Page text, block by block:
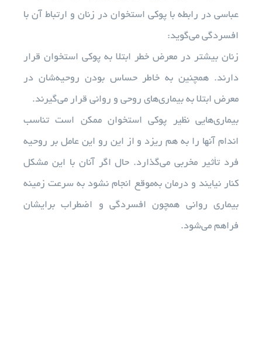
عباسی در رابطه با پوکی استخوان در زنان و ارتباط آن با
افسردگی می‌گوید:
زنان بیشتر در معرض خطر ابتلا به پوکی استخوان قرار
دارند. همچنین به خاطر حساس بودن روحیه‌شان در
معرض ابتلا به بیماری‌های روحی و روانی قرار می‌گیرند.
بیماری‌هایی نظیر پوکی استخوان ممکن است تناسب
اندام آنها را به هم ریزد و از این رو این عامل بر روحیه
فرد تأثیر مخربی می‌گذارد. حال اگر آنان با این مشکل
کنار نیایند و درمان به‌موقع انجام نشود به سرعت زمینه
بیماری روانی همچون افسردگی و اضطراب برایشان
فراهم می‌شود.